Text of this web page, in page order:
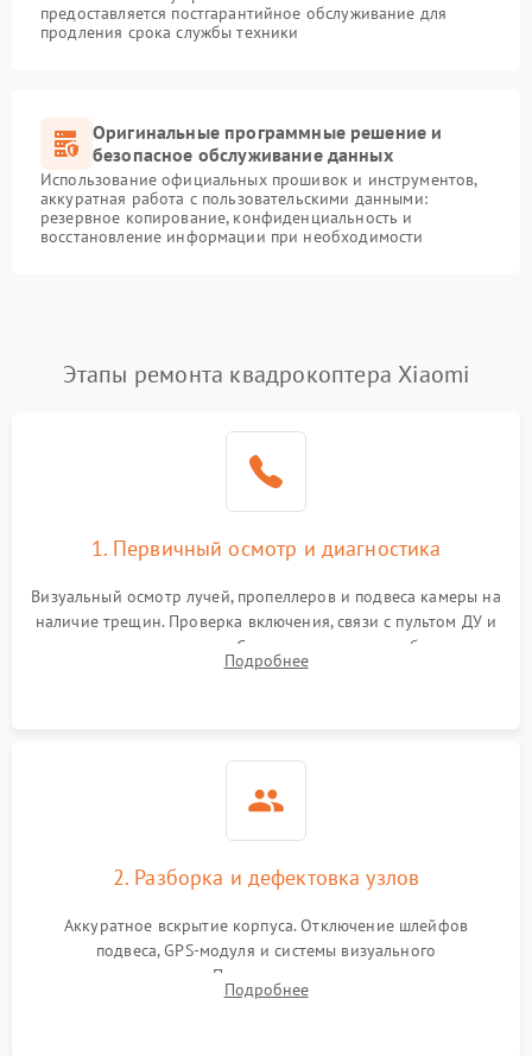
предоставляется постгарантийное обслуживание для
продления срока службы техники
Оригинальные программные решение и
безопасное обслуживание данных
Использование официальных прошивок и инструментов,
аккуратная работа с пользовательскими данными:
резервное копирование, конфиденциальность и
восстановление информации при необходимости
Этапы ремонта квадрокоптера Xiaomi
1. Первичный осмотр и диагностика
Визуальный осмотр лучей, пропеллеров и подвеса камеры на
наличие трещин. Проверка включения, связи с пультом ДУ и
передачи видеосигнала. Считывание логов ошибок через
полетное ПО для определения характера неисправности.
Подробнее
2. Разборка и дефектовка узлов
Аккуратное вскрытие корпуса. Отключение шлейфов
подвеса, GPS-модуля и системы визуального
позиционирования. Проверка полетного контроллера,
регуляторов оборотов (ESC) и бесколлекторных моторов на
Подробнее